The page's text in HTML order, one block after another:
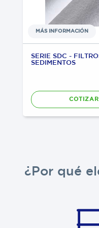
MÁS INFORMACIÓN
SERIE SDC -
SEDIMENTOS
¿Por qué